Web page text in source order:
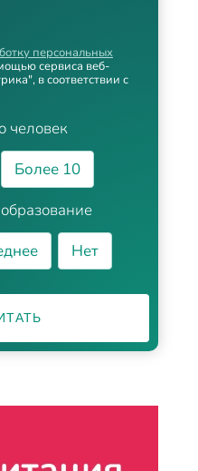
человек
Более 10
Нет
персональных
сервиса веб-
в соответствии с